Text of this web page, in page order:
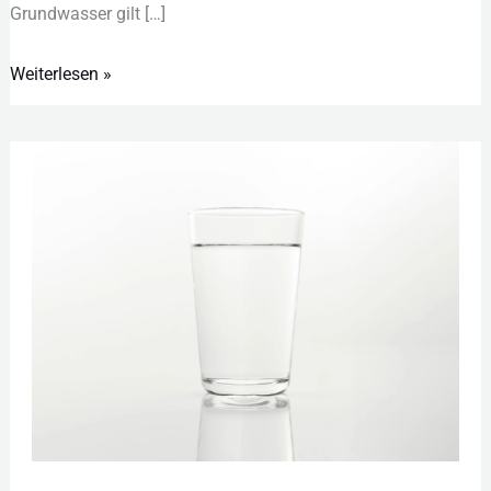
Gru︇ndwasser gil︇t […]
Weiterlesen »